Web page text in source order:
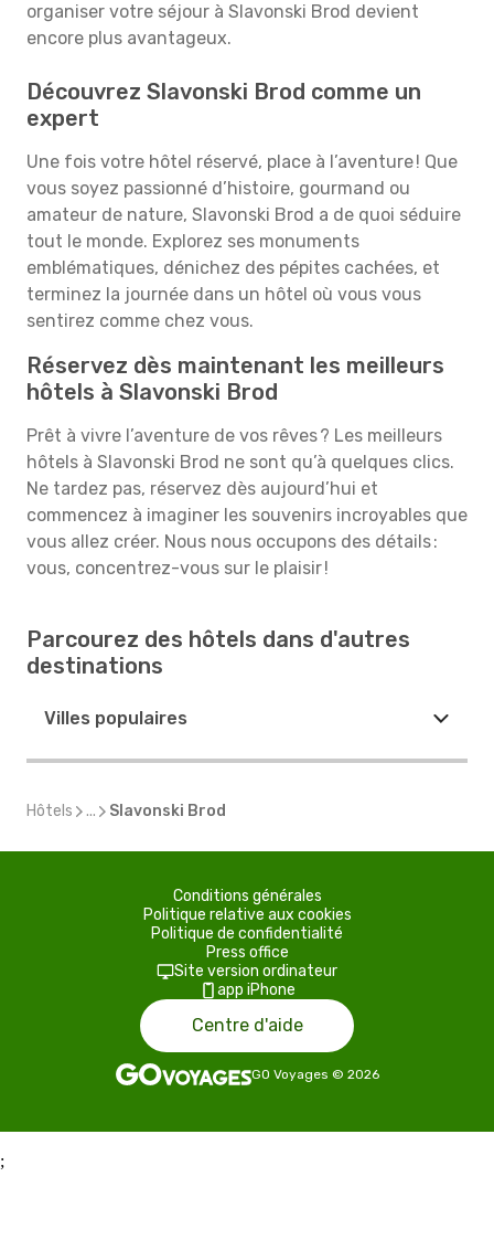
organiser votre séjour à Slavonski Brod devient
encore plus avantageux.
Découvrez Slavonski Brod comme un
expert
Une fois votre hôtel réservé, place à l’aventure ! Que
vous soyez passionné d’histoire, gourmand ou
amateur de nature, Slavonski Brod a de quoi séduire
tout le monde. Explorez ses monuments
emblématiques, dénichez des pépites cachées, et
terminez la journée dans un hôtel où vous vous
sentirez comme chez vous.
Réservez dès maintenant les meilleurs
hôtels à Slavonski Brod
Prêt à vivre l’aventure de vos rêves ? Les meilleurs
hôtels à Slavonski Brod ne sont qu’à quelques clics.
Ne tardez pas, réservez dès aujourd’hui et
commencez à imaginer les souvenirs incroyables que
vous allez créer. Nous nous occupons des détails :
vous, concentrez-vous sur le plaisir !
Parcourez des hôtels dans d'autres
destinations
Villes populaires
Hôtels ... Slavonski Brod
Conditions générales
Politique relative aux cookies
Politique de confidentialité
Press office
Site version ordinateur
app iPhone
Centre d'aide
GO Voyages © 2026
;